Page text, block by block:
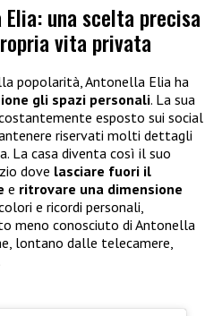
una scelta precisa
vita privata
popolarità, Antonella Elia ha
gli spazi personali. La sua
esposto sui social
riservati molti dettagli
La casa diventa così il suo
dove lasciare fuori il
e ritrovare una dimensione
e ricordi personali,
meno conosciuto di Antonella
lontano dalle telecamere,